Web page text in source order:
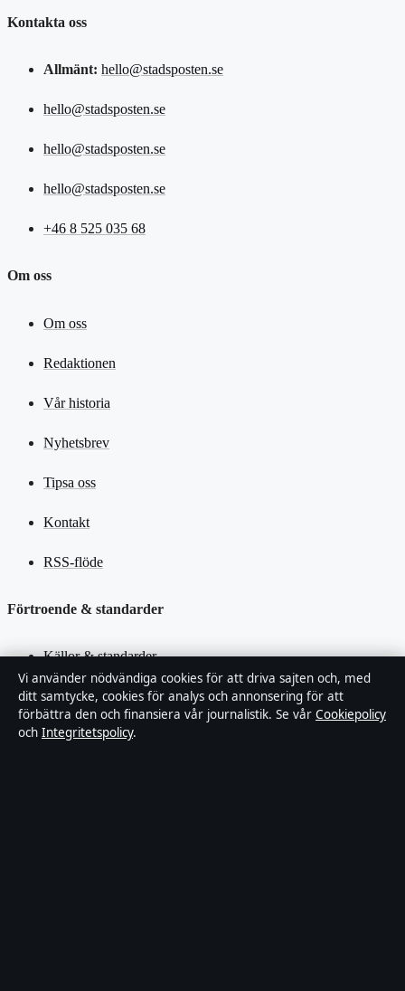
Kontakta oss
Allmänt: hello@stadsposten.se
hello@stadsposten.se
hello@stadsposten.se
hello@stadsposten.se
+46 8 525 035 68
Om oss
Om oss
Redaktionen
Vår historia
Nyhetsbrev
Tipsa oss
Kontakt
RSS-flöde
Förtroende & standarder
Källor & standarder
Redaktionell policy
Rättelsepolicy
Vi använder nödvändiga cookies för att driva sajten och, med
ditt samtycke, cookies för analys och annonsering för att
förbättra den och finansiera vår journalistik. Se vår Cookiepolicy
och Integritetspolicy.